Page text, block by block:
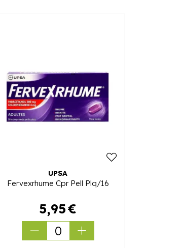
UPSA
Fervexrhume Cpr Pell Plq/16
5,95€
0